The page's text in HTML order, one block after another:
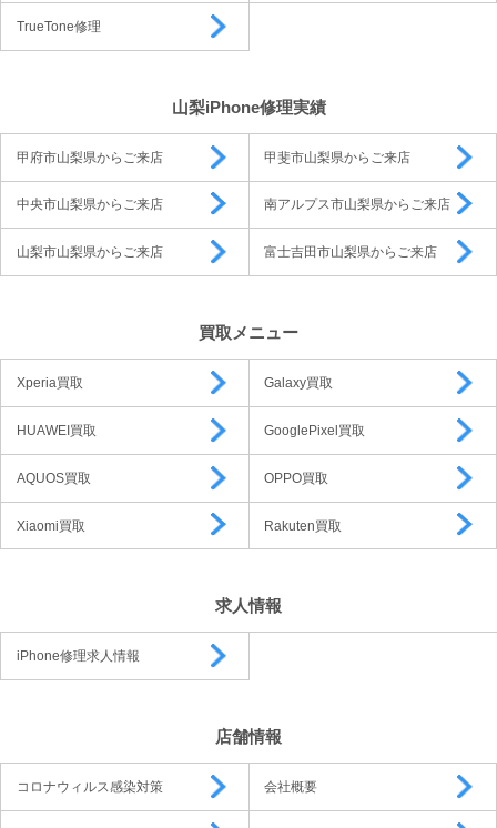
TrueTone修理
山梨iPhone修理実績
甲府市山梨県からご来店 甲斐市山梨県からご来店
中央市山梨県からご来店 南アルプス市山梨県からご来店
山梨市山梨県からご来店 富士吉田市山梨県からご来店
買取メニュー
Xperia買取 Galaxy買取
HUAWEI買取 GooglePixel買取
AQUOS買取 OPPO買取
Xiaomi買取 Rakuten買取
求人情報
iPhone修理求人情報
店舗情報
コロナウィルス感染対策 会社概要